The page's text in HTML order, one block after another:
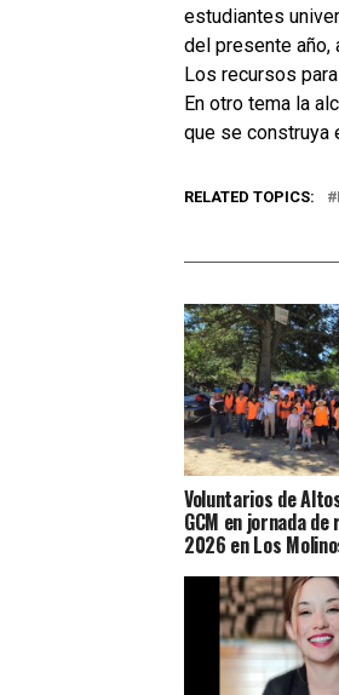
estudiantes
del presente año,
Los recursos
En otro tema la
que se construya
RELATED TOPICS:
Voluntarios de
GCM en jornada
2026 en Los